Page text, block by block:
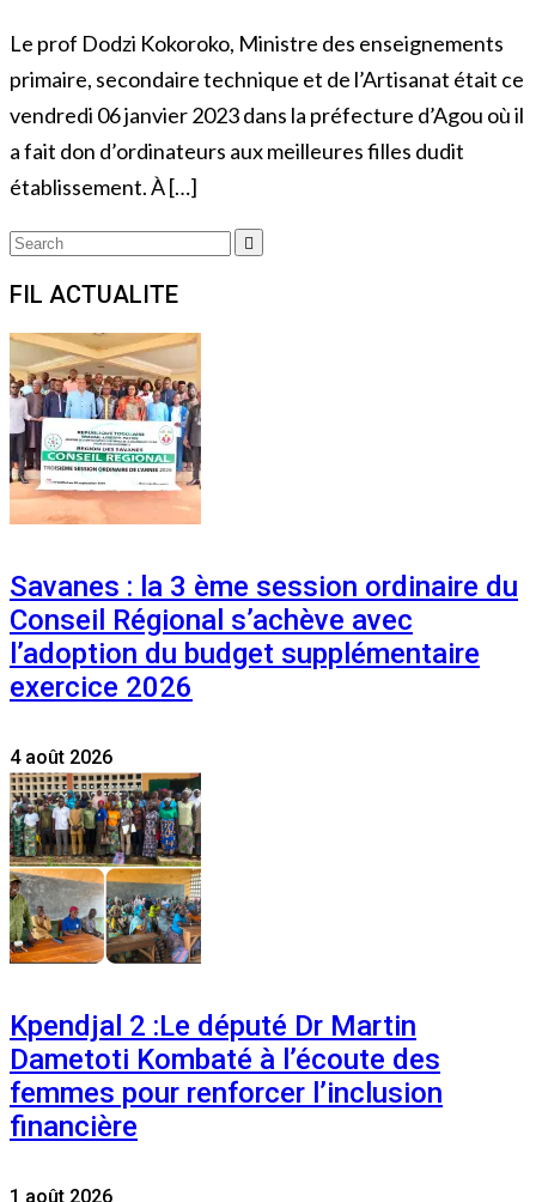
Le prof Dodzi Kokoroko, Ministre des enseignements
primaire, secondaire technique et de l’Artisanat était ce
vendredi 06 janvier 2023 dans la préfecture d’Agou où il
a fait don d’ordinateurs aux meilleures filles dudit
établissement. À […]
Search
FIL ACTUALITE
Savanes : la 3 ème session ordinaire du
Conseil Régional s’achève avec
l’adoption du budget supplémentaire
exercice 2026
4 août 2026
Kpendjal 2 :Le député Dr Martin
Dametoti Kombaté à l’écoute des
femmes pour renforcer l’inclusion
financière
1 août 2026